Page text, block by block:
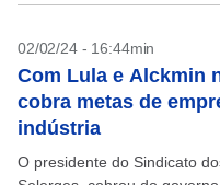
02/02/24 - 16:44min
Com Lula e Alckmin
cobra metas de
indústria
O presidente do Sindicato